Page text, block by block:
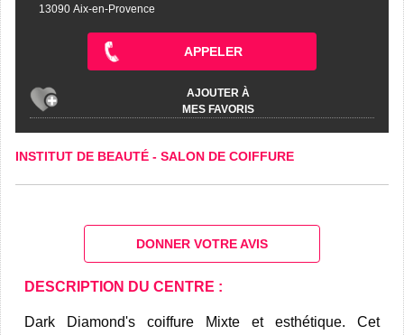
13090 Aix-en-Provence
APPELER
AJOUTER À
MES FAVORIS
INSTITUT DE BEAUTÉ - SALON DE COIFFURE
DONNER VOTRE AVIS
DESCRIPTION DU CENTRE :
Dark Diamond's coiffure Mixte et esthétique. Cet